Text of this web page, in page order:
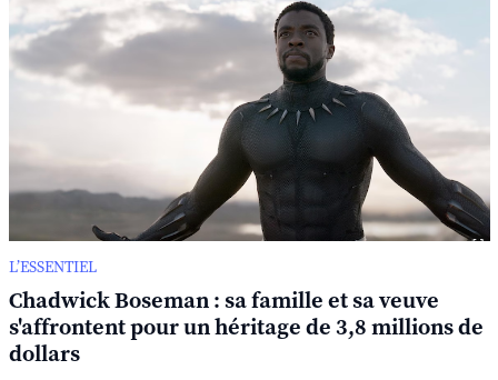
L’ESSENTIEL
Chadwick Boseman : sa famille et sa veuve
s'affrontent pour un héritage de 3,8 millions de
dollars